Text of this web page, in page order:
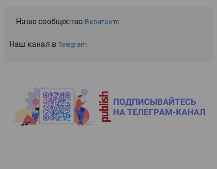
Наше сообщество Вконтакте
Наш канал вTelegram